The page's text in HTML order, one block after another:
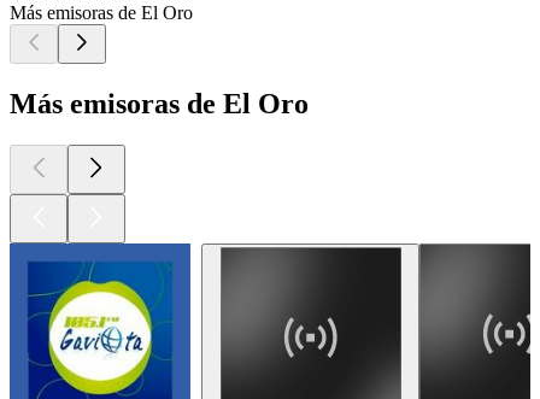
Más emisoras de El Oro
Más emisoras de El Oro